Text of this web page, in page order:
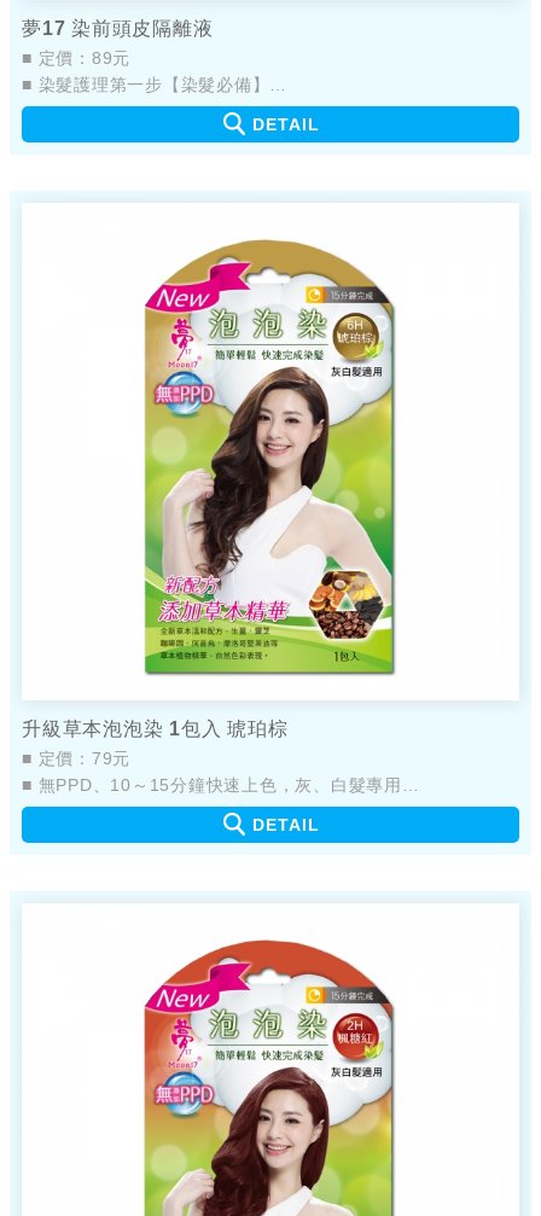
夢17 染前頭皮隔離液
■ 定價：89元
■ 染髮護理第一步【染髮必備】
■ 染後髮絲髮根一樣出色
■ 8+1獨家配方， 6大無添加
DETAIL
升級草本泡泡染 1包入 琥珀棕
■ 定價：79元
■ 無PPD、10～15分鐘快速上色，灰、白髮專用
■ 新配方，添加植物萃取物
■ 產品不易嗆鼻、不易刺眼
DETAIL